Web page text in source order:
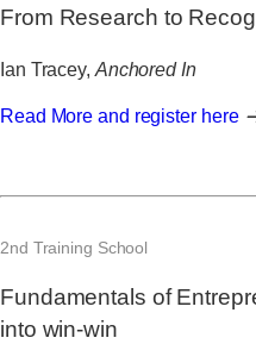
From Research to
Ian Tracey, Anchored In
Read More and register here
2nd Training School
Fundamentals of
into win-win